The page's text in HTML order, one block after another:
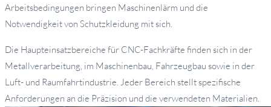
Arbeitsbedingungen bringen Maschinenlärm und die
Notwendigkeit von Schutzkleidung mit sich.
Die Haupteinsatzbereiche für CNC-Fachkräfte finden sich in der
Metallverarbeitung, im Maschinenbau, Fahrzeugbau sowie in der
Luft- und Raumfahrtindustrie. Jeder Bereich stellt spezifische
Anforderungen an die Präzision und die verwendeten Materialien.